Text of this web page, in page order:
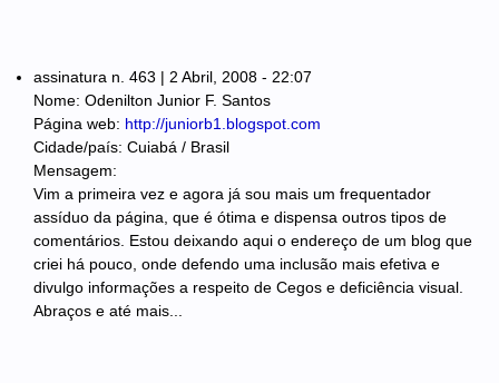
assinatura n. 463 | 2 Abril, 2008 - 22:07
Nome: Odenilton Junior F. Santos
Página web: http://juniorb1.blogspot.com
Cidade/país: Cuiabá / Brasil
Mensagem:
Vim a primeira vez e agora já sou mais um frequentador
assíduo da página, que é ótima e dispensa outros tipos de
comentários. Estou deixando aqui o endereço de um blog que
criei há pouco, onde defendo uma inclusão mais efetiva e
divulgo informações a respeito de Cegos e deficiência visual.
Abraços e até mais...